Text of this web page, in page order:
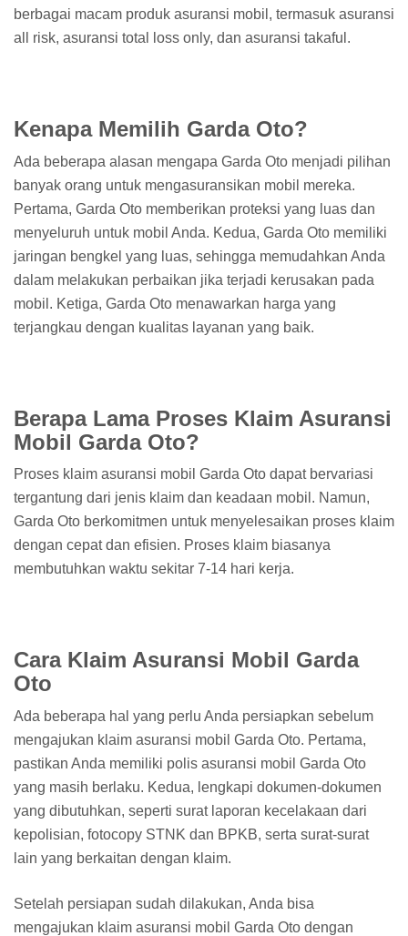
berbagai macam produk asuransi mobil, termasuk asuransi
all risk, asuransi total loss only, dan asuransi takaful.
Kenapa Memilih Garda Oto?
Ada beberapa alasan mengapa Garda Oto menjadi pilihan
banyak orang untuk mengasuransikan mobil mereka.
Pertama, Garda Oto memberikan proteksi yang luas dan
menyeluruh untuk mobil Anda. Kedua, Garda Oto memiliki
jaringan bengkel yang luas, sehingga memudahkan Anda
dalam melakukan perbaikan jika terjadi kerusakan pada
mobil. Ketiga, Garda Oto menawarkan harga yang
terjangkau dengan kualitas layanan yang baik.
Berapa Lama Proses Klaim Asuransi
Mobil Garda Oto?
Proses klaim asuransi mobil Garda Oto dapat bervariasi
tergantung dari jenis klaim dan keadaan mobil. Namun,
Garda Oto berkomitmen untuk menyelesaikan proses klaim
dengan cepat dan efisien. Proses klaim biasanya
membutuhkan waktu sekitar 7-14 hari kerja.
Cara Klaim Asuransi Mobil Garda
Oto
Ada beberapa hal yang perlu Anda persiapkan sebelum
mengajukan klaim asuransi mobil Garda Oto. Pertama,
pastikan Anda memiliki polis asuransi mobil Garda Oto
yang masih berlaku. Kedua, lengkapi dokumen-dokumen
yang dibutuhkan, seperti surat laporan kecelakaan dari
kepolisian, fotocopy STNK dan BPKB, serta surat-surat
lain yang berkaitan dengan klaim.
Setelah persiapan sudah dilakukan, Anda bisa
mengajukan klaim asuransi mobil Garda Oto dengan